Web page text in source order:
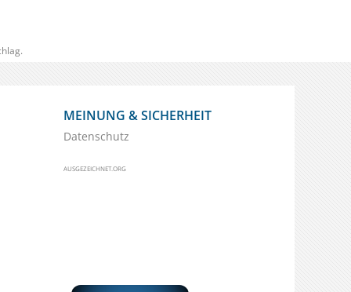
MEINUNG & SICHERHEIT
Datenschutz
AUSGEZEICHNET.ORG